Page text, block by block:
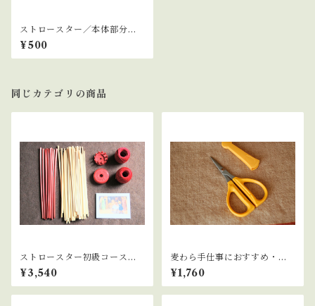
ストロースター／本体部分の
糸 ゴールド
¥500
同じカテゴリの商品
ストロースター初級コースセ
ット／ストロースター初級コ
ース受講用
¥3,540
麦わら手仕事におすすめ・ク
ラフトハサミ フッ素加工
¥1,760